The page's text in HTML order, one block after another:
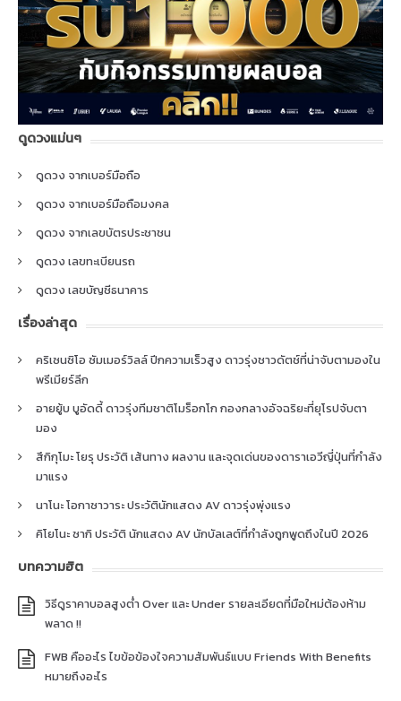
ดูดวงแม่นๆ
ดูดวง จากเบอร์มือถือ
ดูดวง จากเบอร์มือถือมงคล
ดูดวง จากเลขบัตรประชาชน
ดูดวง เลขทะเบียนรถ
ดูดวง เลขบัญชีธนาคาร
เรื่องล่าสุด
คริเซนซิโอ ซัมเมอร์วิลล์ ปีกความเร็วสูง ดาวรุ่งชาวดัตช์ที่น่าจับตามองใน
พรีเมียร์ลีก
อายยู้บ บูอัดดี้ ดาวรุ่งทีมชาติโมร็อกโก กองกลางอัจฉริยะที่ยุโรปจับตา
มอง
สึกิกุโมะ โยรุ ประวัติ เส้นทาง ผลงาน และจุดเด่นของดาราเอวีญี่ปุ่นที่กำลัง
มาแรง
นาโนะ โอกาซาวาระ ประวัตินักแสดง AV ดาวรุ่งพุ่งแรง
คิโยโนะ ซากิ ประวัติ นักแสดง AV นักบัลเลต์ที่กำลังถูกพูดถึงในปี 2026
บทความฮิต
วิธีดูราคาบอลสูงต่ำ Over และ Under รายละเอียดที่มือใหม่ต้องห้าม
พลาด !!
FWB คืออะไร ไขข้อข้องใจความสัมพันธ์แบบ Friends With Benefits
หมายถึงอะไร